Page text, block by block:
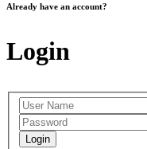
Already have an account?
Login
Login